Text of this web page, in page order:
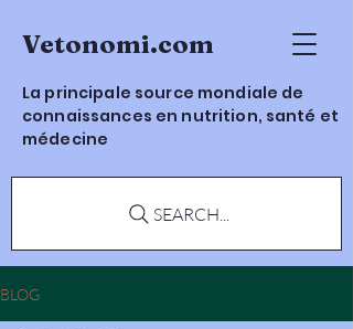
Vetonomi.com
La principale source mondiale de
connaissances en nutrition, santé et
médecine
SEARCH...
BLOG